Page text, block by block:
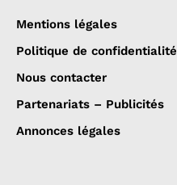
Mentions légales
Politique de confidentialité
Nous contacter
Partenariats – Publicités
Annonces légales